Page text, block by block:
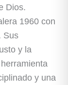
Dios.
1960 con
Sus
y la
y una